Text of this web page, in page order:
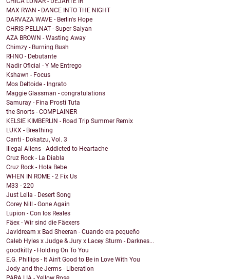
MAX RYAN - DANCE INTO THE NIGHT
DARVAZA WAVE - Berlin's Hope
CHRIS PELLNAT - Super Saiyan
AZA BROWN - Wasting Away
Chimzy - Burning Bush
RHNO - Debutante
Nadir Oficial - Y Me Entrego
Kshawn - Focus
Mos Deltoide - Ingrato
Maggie Glassman - congratulations
Samuray - Fina Prosti Tuta
the Snorts - COMPLAINER
KELSIE KIMBERLIN - Road Trip Summer Remix
LUKX - Breathing
Canti - Dokatzu, Vol. 3
Illegal Aliens - Addicted to Heartache
Cruz Rock - La Diabla
Cruz Rock - Hola Bebe
WHEN IN ROME - 2 Fix Us
M33 - 220
Just Leila - Desert Song
Corey Nill - Gone Again
Lupion - Con los Reales
Fäex - Wir sind die Fäexers
Javidream x Bad Sheeran - Cuando era pequeño
Caleb Hyles x Judge & Jury x Lacey Sturm - Darknes...
goodkitty - Holding On To You
E.G. Phillips - It Ain't Good to Be in Love With You
Jody and the Jerms - Liberation